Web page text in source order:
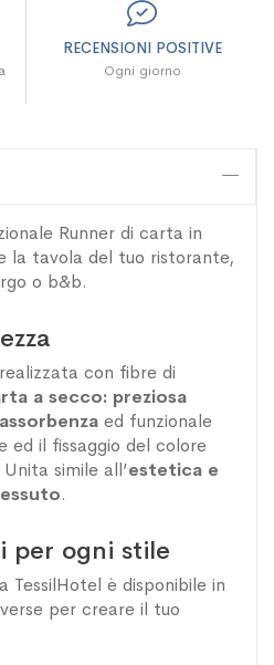
RECENSIONI POSITIVE
Ogni giorno
Runner di carta in
la tavola del tuo ristorante,
o b&b.
con fibre di
a secco: preziosa
assorbenza ed funzionale
ed il fissaggio del colore
simile all’estetica e
.
per ogni stile
TessilHotel è disponibile in
per creare il tuo